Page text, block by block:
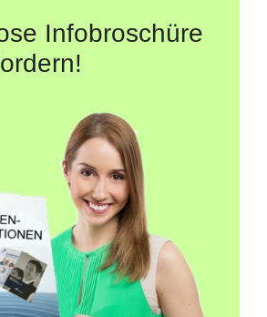
Infobroschüre